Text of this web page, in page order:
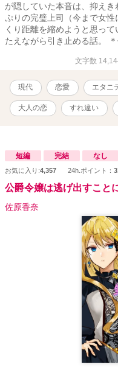
が隠していた本音は、抑え
ぷりの完璧上司（今まで女
くり距離を縮めようと思っ
たえながら引き止める話。
文字数
現代 恋愛 エタニ
大人の恋 すれ違い
短編 完結 なし
お気に入り:4,357 24h.ポイント：
公爵令嬢は逃げ出すこと
佐原香奈